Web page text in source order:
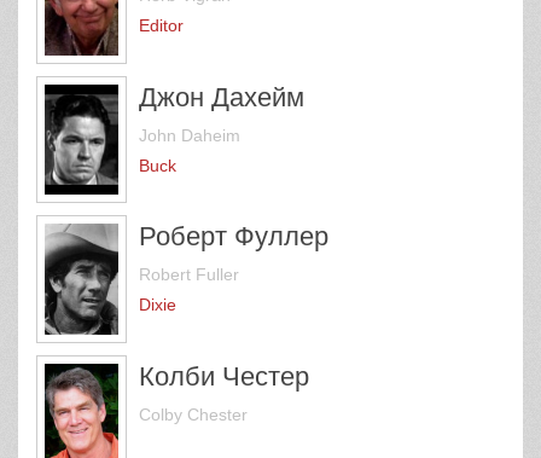
Editor
Джон Дахейм
John Daheim
Buck
Роберт Фуллер
Robert Fuller
Dixie
Колби Честер
Colby Chester